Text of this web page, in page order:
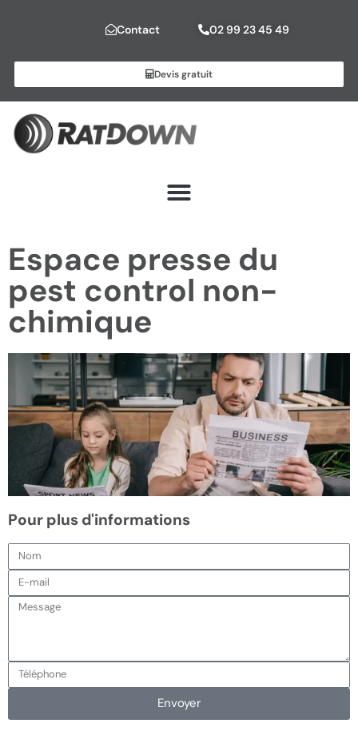
Contact 02 99 23 45 49
Devis gratuit
Espace presse du
pest control non-
chimique
Pour plus d'informations
Envoyer